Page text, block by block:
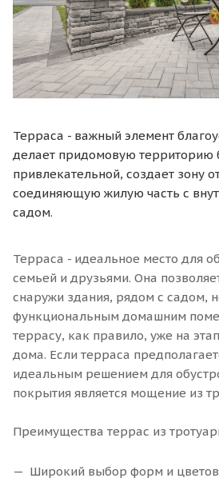
Терраса - важный элемент
делает придомовую территорию
привлекательной, создает зону
соединяющую жилую часть с
садом.
Терраса - идеальное место для
семьей и друзьями. Она
снаружи здания, рядом с садом,
функциональным домашним
террасу, как правило, уже на
дома. Если терраса
идеальным решением для
покрытия является мощение из
Преимущества террас из
Широкий выбор форм и цветов